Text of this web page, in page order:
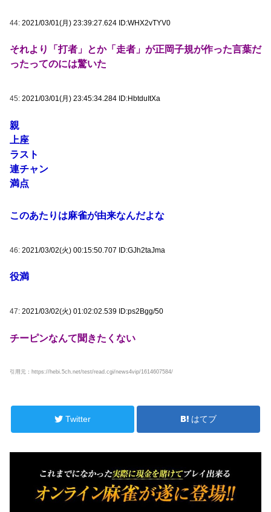
44: 2021/03/01(月) 23:39:27.624 ID:WHX2vTYV0
それより「打者」とか「走者」が正岡子規が作った言葉だ
ったってのには驚いた
45: 2021/03/01(月) 23:45:34.284 ID:HbtduItXa
親
上座
ラスト
連チャン
満点
このあたりは麻雀が由来なんだよな
46: 2021/03/02(火) 00:15:50.707 ID:GJh2taJma
役満
47: 2021/03/02(火) 01:02:02.539 ID:ps2Bgg/50
チーピンなんて聞きたくない
引用元：https://hebi.5ch.net/test/read.cgi/news4vip/1614607584/
Twitter はてブ